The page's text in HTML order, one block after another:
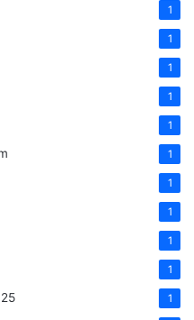
1
1
1
1
1
1
1
1
1
1
1